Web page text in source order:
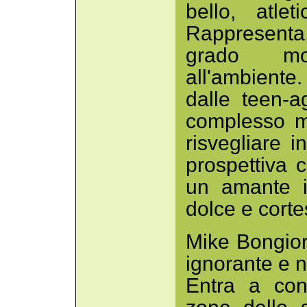
bello,
grado
dalle teen-
complesso
risvegliare
prospettiva
un amante
dolce e
Mike
ignorante e
Entra a